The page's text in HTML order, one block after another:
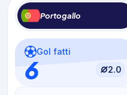
Portogallo
Gol fatti
6 2.0